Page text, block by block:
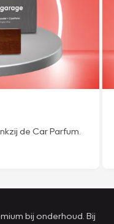
de Car Parfum.
bij onderhoud. Bij